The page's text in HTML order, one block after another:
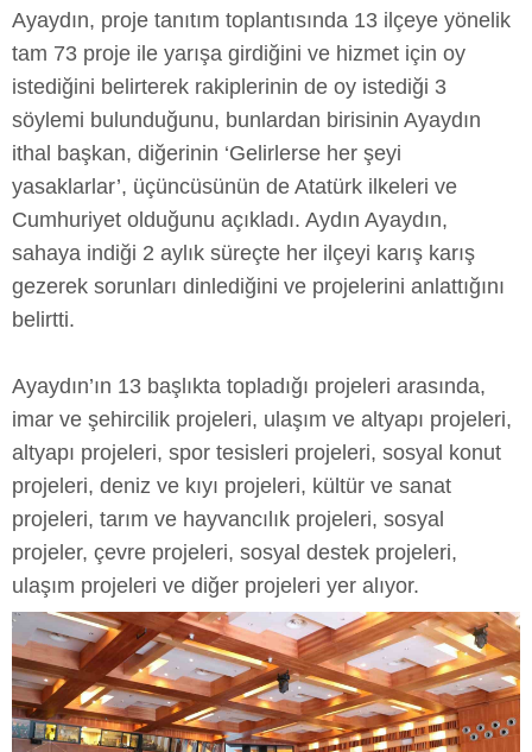
Ayaydın, proje tanıtım toplantısında 13 ilçeye yönelik
tam 73 proje ile yarışa girdiğini ve hizmet için oy
istediğini belirterek rakiplerinin de oy istediği 3
söylemi bulunduğunu, bunlardan birisinin Ayaydın
ithal başkan, diğerinin ‘Gelirlerse her şeyi
yasaklarlar’, üçüncüsünün de Atatürk ilkeleri ve
Cumhuriyet olduğunu açıkladı. Aydın Ayaydın,
sahaya indiği 2 aylık süreçte her ilçeyi karış karış
gezerek sorunları dinlediğini ve projelerini anlattığını
belirtti.
Ayaydın’ın 13 başlıkta topladığı projeleri arasında,
imar ve şehircilik projeleri, ulaşım ve altyapı projeleri,
altyapı projeleri, spor tesisleri projeleri, sosyal konut
projeleri, deniz ve kıyı projeleri, kültür ve sanat
projeleri, tarım ve hayvancılık projeleri, sosyal
projeler, çevre projeleri, sosyal destek projeleri,
ulaşım projeleri ve diğer projeleri yer alıyor.